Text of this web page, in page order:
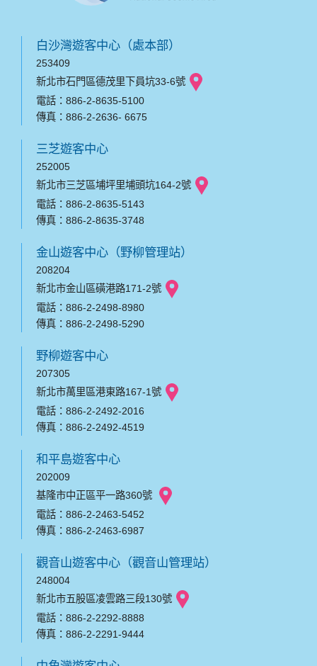
白沙灣遊客中心（處本部）
253409
新北市石門區德茂里下員坑33-6號
電話：886-2-8635-5100
傳真：886-2-2636- 6675
三芝遊客中心
252005
新北市三芝區埔坪里埔頭坑164-2號
電話：886-2-8635-5143
傳真：886-2-8635-3748
金山遊客中心（野柳管理站）
208204
新北市金山區磺港路171-2號
電話：886-2-2498-8980
傳真：886-2-2498-5290
野柳遊客中心
207305
新北市萬里區港東路167-1號
電話：886-2-2492-2016
傳真：886-2-2492-4519
和平島遊客中心
202009
基隆市中正區平一路360號
電話：886-2-2463-5452
傳真：886-2-2463-6987
觀音山遊客中心（觀音山管理站）
248004
新北市五股區凌雲路三段130號
電話：886-2-2292-8888
傳真：886-2-2291-9444